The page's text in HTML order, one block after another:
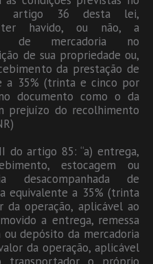
36 desta lei,
ter havido, ou não, a
de mercadoria no
de sua propriedade ou,
da prestação de
a 35% (trinta e cinco por
documento como o da
prejuízo do recolhimento
do artigo 85: “a) entrega,
estocagem ou
desacompanhada de
equivalente a 35% (trinta
operação, aplicável ao
a entrega, remessa
depósito da mercadoria
da operação, aplicável